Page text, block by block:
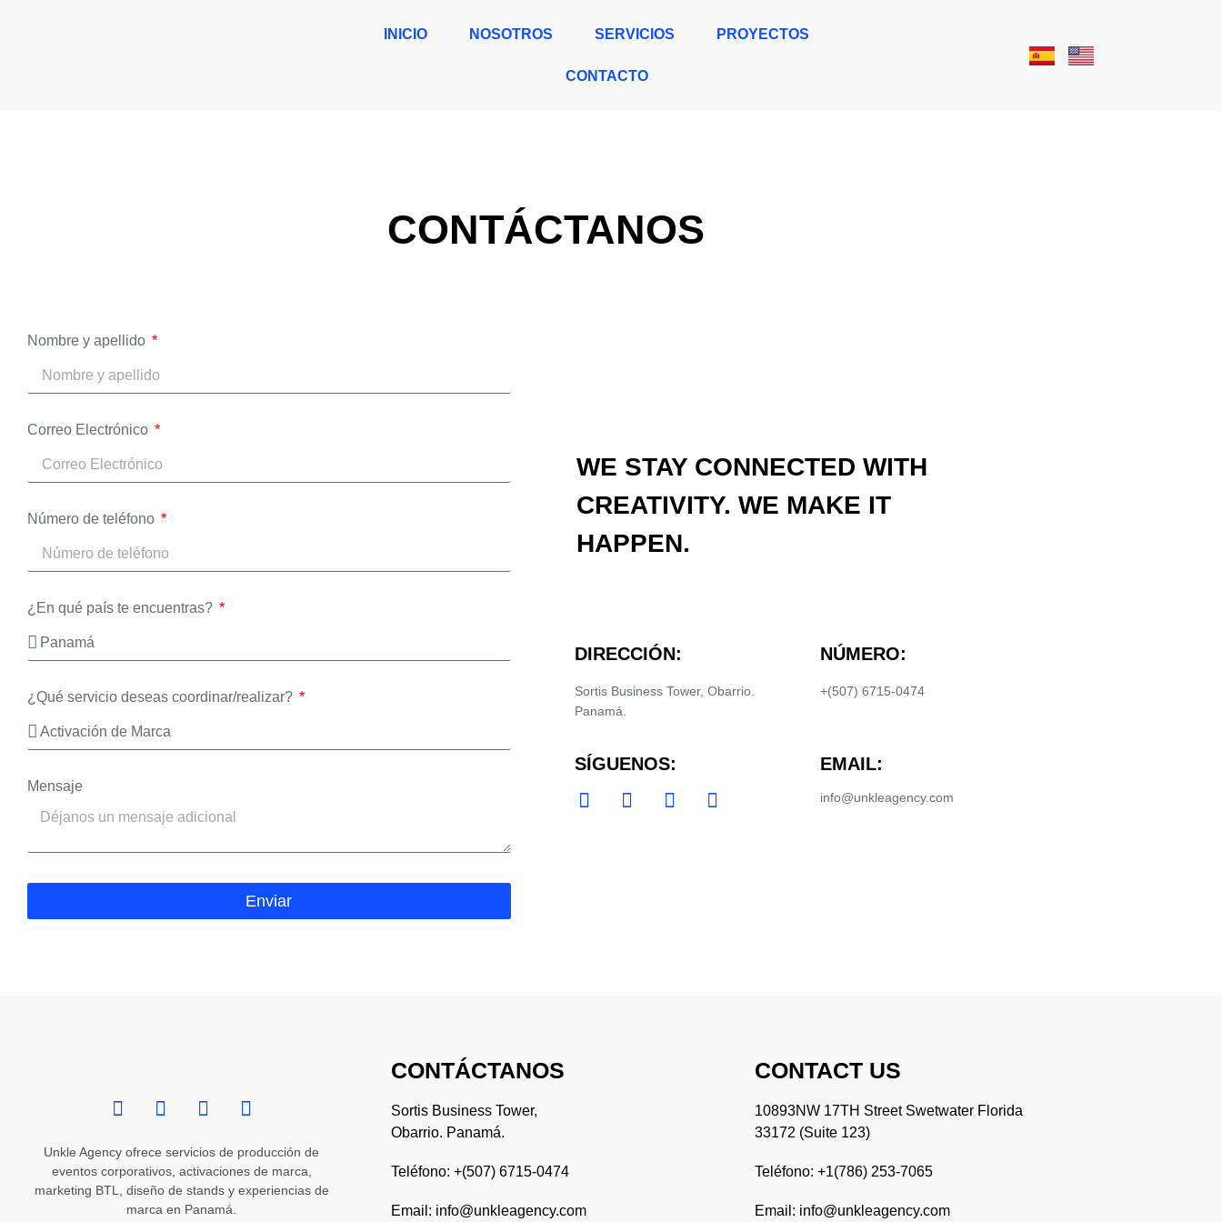
INICIO NOSOTROS SERVICIOS PROYECTOS
CONTACTO
CONTÁCTANOS
Nombre y apellido
Correo Electrónico
Número de teléfono
¿En qué país te encuentras?
¿Qué servicio deseas coordinar/realizar?
Mensaje
Enviar
WE STAY CONNECTED WITH
CREATIVITY. WE MAKE IT
HAPPEN.
DIRECCIÓN:
Sortis Business Tower, Obarrio.
Panamá.
NÚMERO:
+(507) 6715-0474
SÍGUENOS: EMAIL:
info@unkleagency.com
Unkle Agency ofrece servicios de producción de
eventos corporativos, activaciones de marca,
marketing BTL, diseño de stands y experiencias de
marca en Panamá.
CONTÁCTANOS
Sortis Business Tower,
Obarrio. Panamá.
Teléfono: +(507) 6715-0474
Email: info@unkleagency.com
CONTACT US
10893NW 17TH Street Swetwater Florida
33172 (Suite 123)
Teléfono: +1(786) 253-7065
Email: info@unkleagency.com